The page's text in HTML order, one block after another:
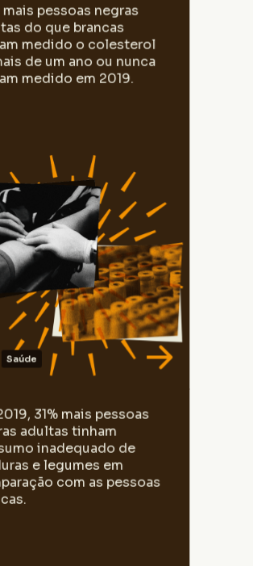
mais pessoas negras
do que brancas
medido o colesterol
de um ano ou nunca
medido em 2019.
Saúde
das pessoas negras adultas haviam
o colesterol há mais de um ano ou
nunca haviam medido em 2019. Essa
entre as pessoas brancas era
32,6%.
Pesquisa Nacional de Saúde, 2019.
Elaborado pelo CEDRA.
DADOS
31% mais pessoas
adultas tinham
inadequado de
e legumes em
com as pessoas
45,7% das pessoas negras com
anos ou mais consumiam verduras
quatro ou menos dias por semana,
enquanto entre as brancas essa
porcentagem era 34,9%.